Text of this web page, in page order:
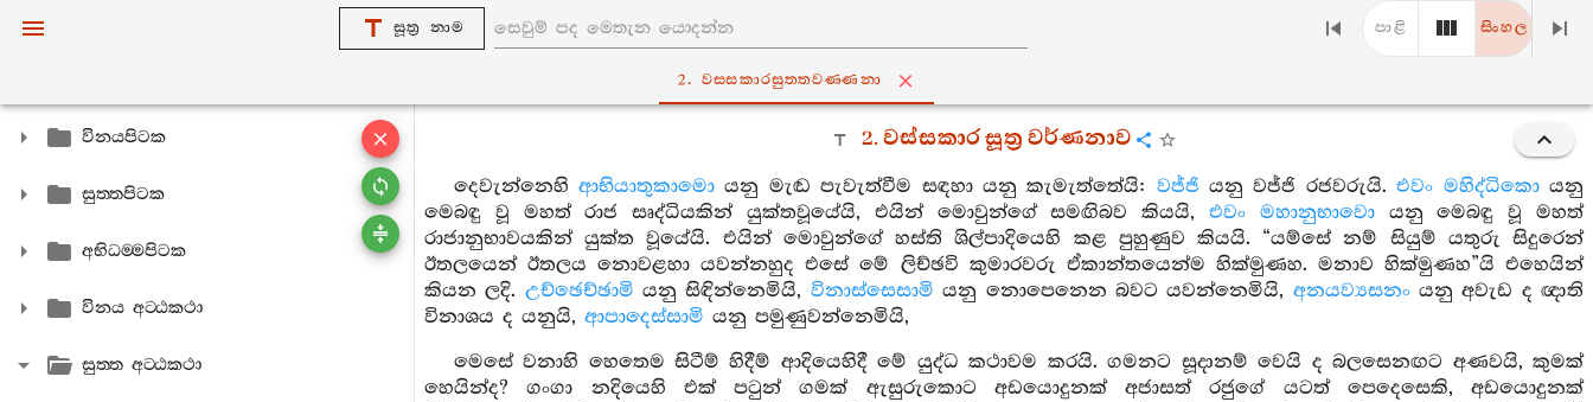
සූත්‍ර නාම පාළි සිංහල
2. වස‍්සකාරසුත‍්තවණ‍්ණනා
විනයපිටක
සුත‍්තපිටක
අභිධම‍්මපිටක
විනය අට‍්ඨකථා
සුත‍්ත අට‍්ඨකථා
2. වස්සකාර සූත්‍ර වර්ණනාව
දෙවැන්නෙහිආභියාතුකාමොයනු මැඬ පැවැත්වීම සඳහා යනු කැමැත්තේයි: වජ්ජි යනු වජ්ජි රජවරුයි.එවං මහිද්ධිකොයනු
මෙබඳු වූ මහත් රාජ සෘද්ධියකින් යුක්තවූයේයි, එයින් මොවුන්ගේ සමඟිබව කියයි, එවං මහානුභාවොයනු මෙබඳු වූ මහත්
රාජානුභාවයකින් යුක්ත වූයේයි. එයින් මොවුන්ගේ හස්ති ශිල්පාදියෙහි කළ පුහුණුව කියයි. “යම්සේ නම් සියුම් යතුරු සිදුරෙන්
ඊතලයෙන් ඊතලය නොවළහා යවන්නහුද එසේ මේ ලිච්ඡවි කුමාරවරු ඒකාන්තයෙන්ම හික්මුණහ. මනාව හික්මුණහ”යි එහෙයින්
කියන ලදි. උච්ඡෙච්ඡාමි යනු සිඳින්නෙමියි, විනාස්සෙසාමියනු නොපෙනෙන බවට යවන්නෙමියි, අනයව්‍යසනංයනු අවැඩ ද ඥාති
විනාශය ද යනුයි, ආපාදෙස්සාමි යනු පමුණුවන්නෙමියි,
මෙසේ වනාහි හෙතෙම සිටීම් හිදීම් ආදියෙහිදී මේ යුද්ධ කථාවම කරයි. ගමනට සූදානම් වෙයි ද බලසෙනඟට අණවයි, කුමක්
හෙයින්ද? ගංගා නදියෙහි එක් පටුන් ගමක් ඇසුරුකොට අඩයොදුනක් අජාසත් රජුගේ යටත් පෙදෙසෙකි, අඩයොදුනක්